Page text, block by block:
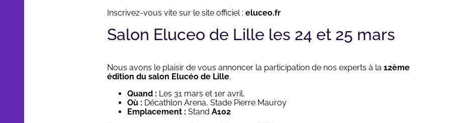
Inscrivez-vous vite sur le site officiel : eluceo.fr
Salon Eluceo de Lille les 24 et 25 mars
Nous avons le plaisir de vous annoncer la participation de nos experts à la 12ème
édition du salon Elucéo de Lille.
Quand : Les 31 mars et 1er avril,
Où : Décathlon Arena, Stade Pierre Mauroy
Emplacement : Stand A102